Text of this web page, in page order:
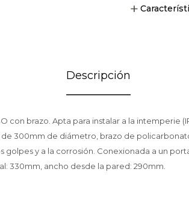
Descripción
con brazo. Apta para instalar a la intemperie
de 300mm de diámetro, brazo de
golpes y a la corrosión. Conexionada a un
330mm, ancho desde la pared: 290mm.